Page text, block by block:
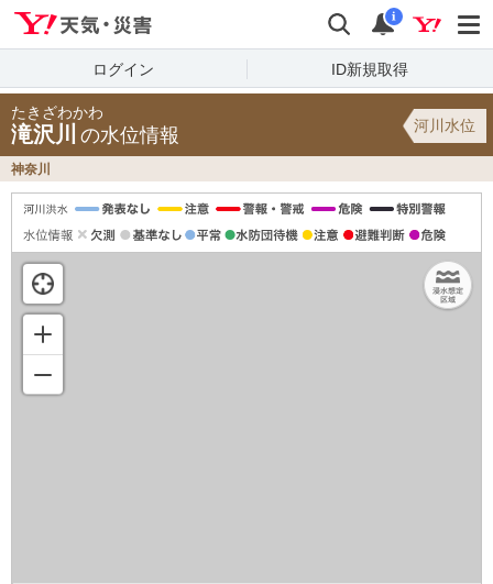
検索 通知
i
ログイン ID新規取得
たきざわかわ
滝沢川 の水位情報 河川水位
神奈川